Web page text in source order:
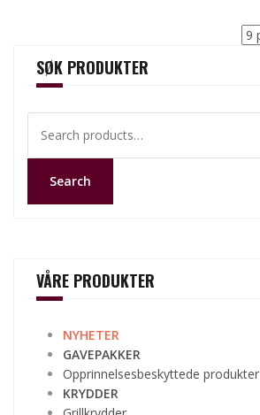
SØK PRODUKTER
for:
Search
VÅRE PRODUKTER
NYHETER
GAVEPAKKER
Opprinnelsesbeskyttede produkter
KRYDDER